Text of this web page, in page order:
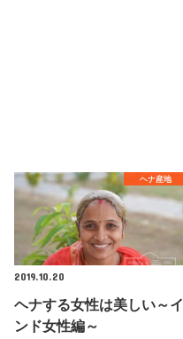
ヘナ産地
2019.10.20
ヘナする女性は美しい～イ
ンド女性編～